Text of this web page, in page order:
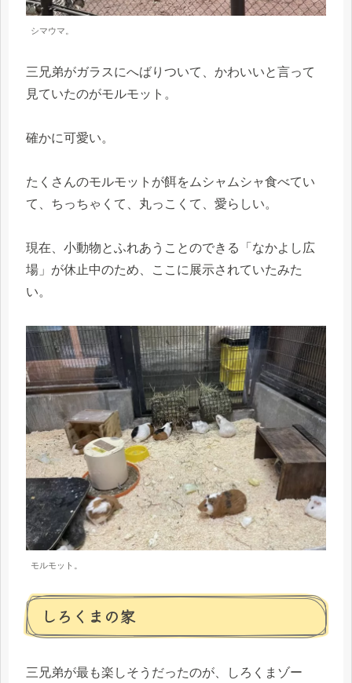
シマウマ。
三兄弟がガラスにへばりついて、かわいいと言って
見ていたのがモルモット。
確かに可愛い。
たくさんのモルモットが餌をムシャムシャ食べてい
て、ちっちゃくて、丸っこくて、愛らしい。
現在、小動物とふれあうことのできる「なかよし広
場」が休止中のため、ここに展示されていたみた
い。
モルモット。
しろくまの家
三兄弟が最も楽しそうだったのが、しろくまゾー